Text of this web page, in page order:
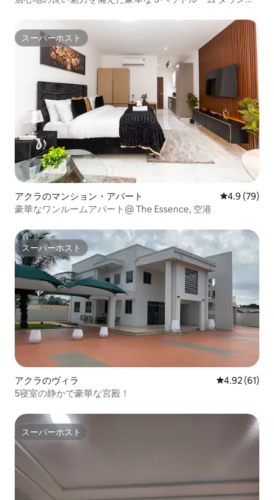
スーパーホスト
スーパーホスト
アクラのマンション・アパート レビュー79
4.9 (79)
豪華なワンルームアパート@ The Essence, 空港
スーパーホスト
スーパーホスト
アクラのヴィラ レビュー61
4.92 (61)
5寝室の静かで豪華な宮殿！
スーパーホスト
スーパーホスト